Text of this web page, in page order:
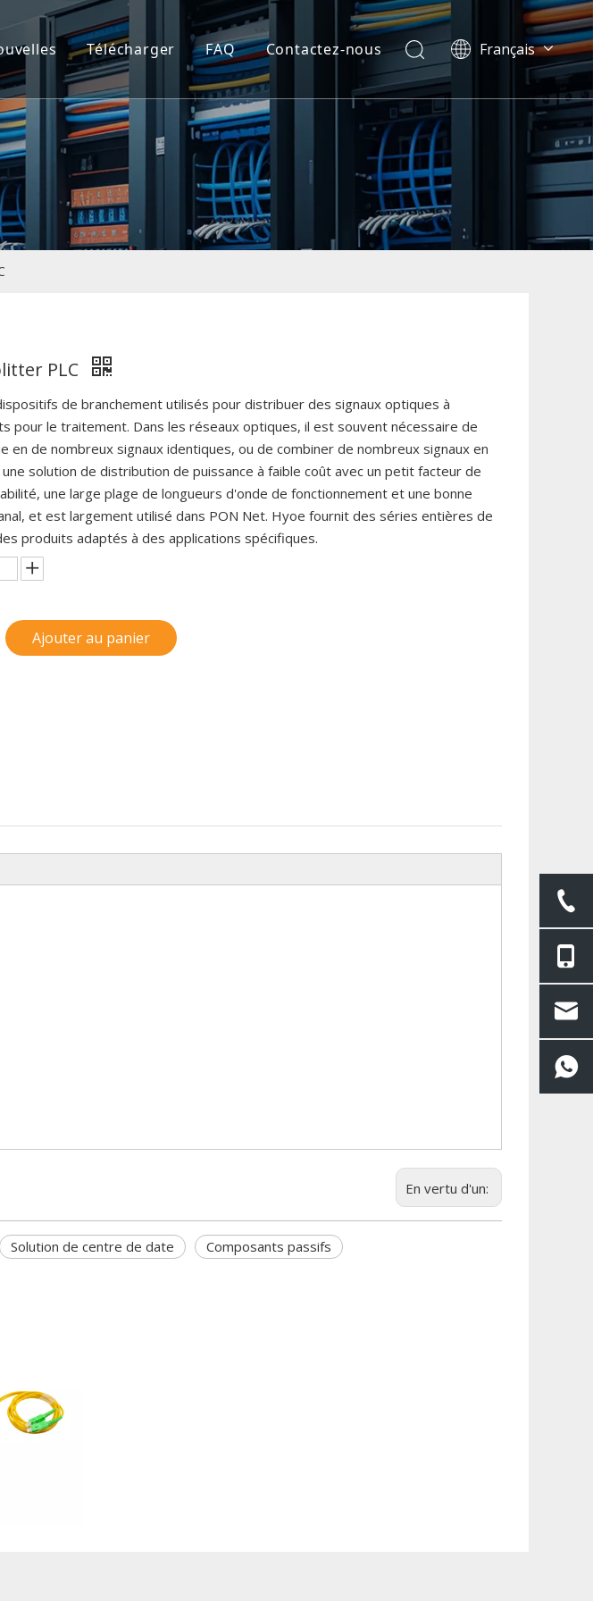
et distribution
Télécharger FAQ Contactez-nous Français
Español
Português
Bahasa indonesia
PLC
de branchement utilisés pour distribuer des signaux optiques à
pour le traitement. Dans les réseaux optiques, il est souvent nécessaire de
en de nombreux signaux identiques, ou de combiner de nombreux signaux en
solution de distribution de puissance à faible coût avec un petit facteur de
une large plage de longueurs d'onde de fonctionnement et une bonne
et est largement utilisé dans PON Net. Hyoe fournit des séries entières de
produits adaptés à des applications spécifiques.
Ajouter au panier
En vertu d'un:
Solution de centre de date Composants passifs